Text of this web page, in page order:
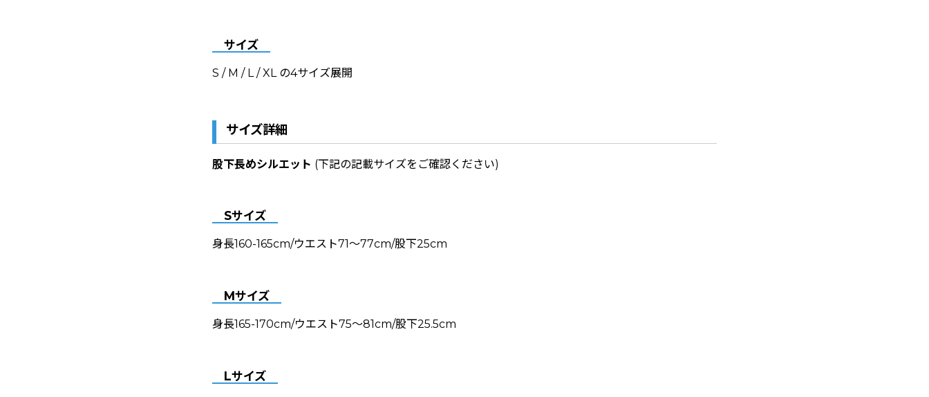
サイズ
S / M / L / XL の4サイズ展開
サイズ詳細
股下長めシルエット (下記の記載サイズをご確認ください)
Sサイズ
身長160-165cm/ウエスト71〜77cm/股下25cm
Mサイズ
身長165-170cm/ウエスト75〜81cm/股下25.5cm
Lサイズ